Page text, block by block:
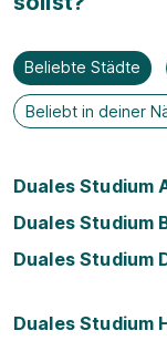
Beliebte Städte
Beliebt in deiner
Duales Studium
Duales Studium
Duales Studium
Duales Studium